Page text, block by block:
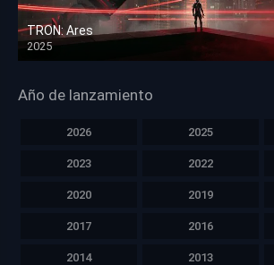
TRON: Ares
2025
HD 1080p
Año de lanzamiento
2026 2025
2023 2022
2020 2019
2017 2016
2014 2013